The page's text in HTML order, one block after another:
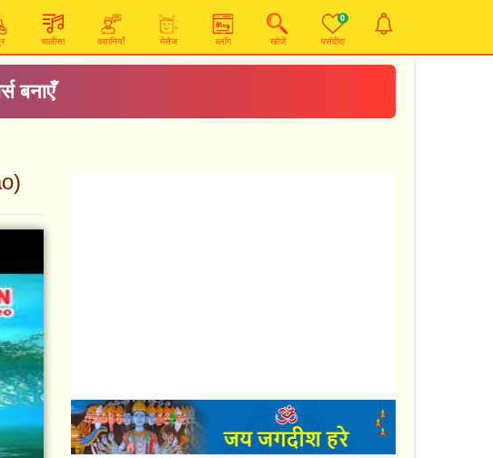
चालीसा कहानियाँ मेसेज ब्लॉग खोजें
0
पसंदीदा
बनाएँ